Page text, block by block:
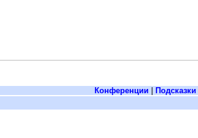
Конференции Подсказки